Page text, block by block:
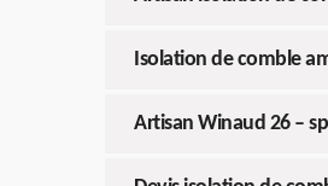
Isolation de comble
Artisan Winaud 26 –